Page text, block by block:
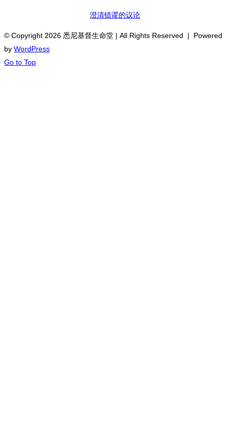
澄清错谬的议论
© Copyright 2026 悉尼基督生命堂 | All Rights Reserved | Powered
by WordPress
Go to Top